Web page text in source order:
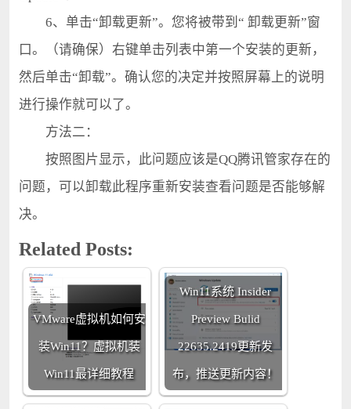
6、单击“卸载更新”。您将被带到“ 卸载更新”窗
口。（请确保）右键单击列表中第一个安装的更新，
然后单击“卸载”。确认您的决定并按照屏幕上的说明
进行操作就可以了。
方法二：
按照图片显示，此问题应该是QQ腾讯管家存在的
问题，可以卸载此程序重新安装查看问题是否能够解
决。
Related Posts:
VMware虚拟机如何安
装Win11？虚拟机装
Win11最详细教程
Win11系统 Insider
Preview Bulid
22635.2419更新发
布，推送更新内容！